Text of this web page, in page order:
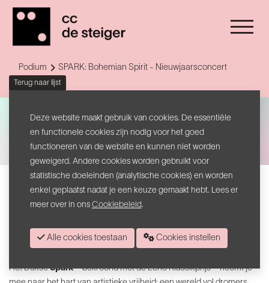
Podium SPARK: Bohemian Spirit - Nieuwjaarsconcert
Terug naar lijst
Nieuwjaarsconcert
SPARK: Bohemian Spirit
Klaar voor een muzikale roadtrip door de vurige ziel van de
Het DuitseSpark– bekroond met de Echo Klassikprijs – neemt je
Deze website maakt gebruik van cookies. De essentiële
en functionele cookies zijn nodig voor het goed
functioneren van de website en kunnen niet worden
geweigerd. Andere cookies worden gebruikt voor
statistische doeleinden (analytische cookies) en worden
enkel geplaatst nadat je een keuze gemaakt hebt. Lees er
meer over in ons Cookiebeleid.
Alle cookies toestaan Cookies instellen